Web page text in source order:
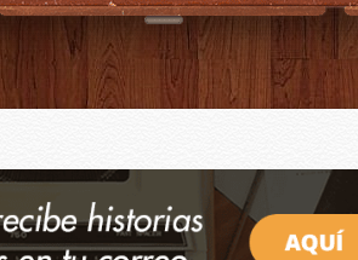
INICIO